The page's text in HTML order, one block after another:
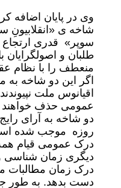
وی در پایان اضافه
شاخه ی «انقلابیونِ
سوپر» قدری ارتجاع
طلبان و اصولگرایان
منعطف را با نظام
اگر این دو شاخه به
اقیانوس ملت
عمومی حذف
روزه موجب شده
درک عمومی قیام همه
دیگری زمان
درک زمان مطالبات
دست بدهد. به طور